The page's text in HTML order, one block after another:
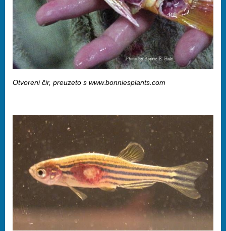
Otvoreni čir, preuzeto s www.bonniesplants.com